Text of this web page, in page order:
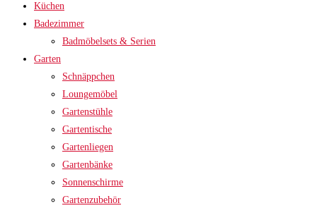
Küchen
Badezimmer
Badmöbelsets & Serien
Garten
Schnäppchen
Loungemöbel
Gartenstühle
Gartentische
Gartenliegen
Gartenbänke
Sonnenschirme
Gartenzubehör